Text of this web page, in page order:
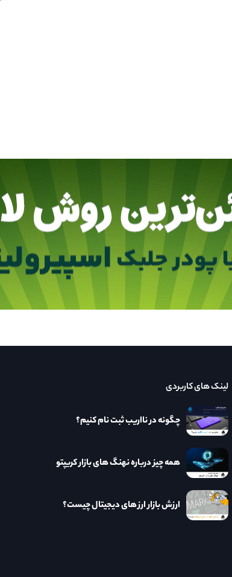
لینک های کاربردی
چگونه در نااریب ثبت نام کنیم؟
همه چیز درباره نهنگ های بازار کریپتو
ارزش بازار ارز های دیجیتال چیست؟